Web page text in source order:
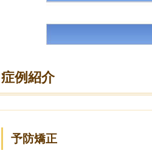
症例紹介
予防矯正